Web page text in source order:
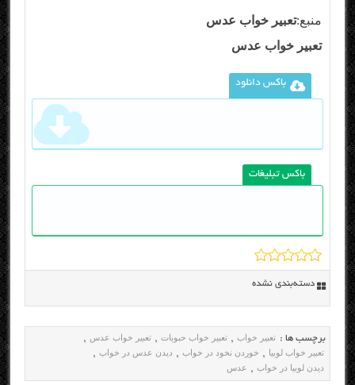
منبع:تعبیر خواب عدس
تعبیر خواب عدس
باکس دانلود
باکس تبلیغات
دسته‌بندی نشده
برچسب ها : تعبیر خواب , تعبیر خواب حبوبات , تعبیر خواب عدس ,
تعبیر خواب لوبیا , خوردن نخود در خواب , دیدن عدس در خواب ,
دیدن لوبیا در خواب , عدس